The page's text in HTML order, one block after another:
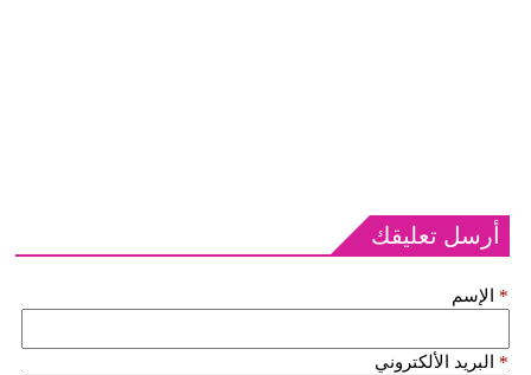
أرسل تعليقك
الإسم *
البريد الألكتروني *